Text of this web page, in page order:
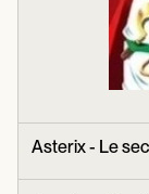
Asterix - Le